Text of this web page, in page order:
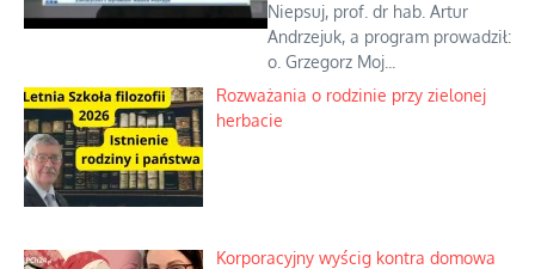
Niepsuj, prof. dr hab. Artur
Andrzejuk, a program prowadził:
o. Grzegorz Moj...
Rozważania o rodzinie przy zielonej
herbacie
Korporacyjny wyścig kontra domowa